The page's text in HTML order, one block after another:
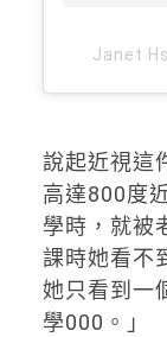
Janet
說起近視這
高達800度
學時，就被
課時她看不
她只看到一
學000。」